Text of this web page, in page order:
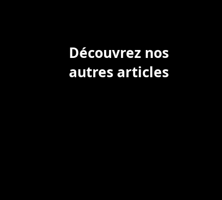
Découvrez nos
autres articles